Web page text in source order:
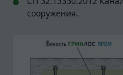
сооружения.